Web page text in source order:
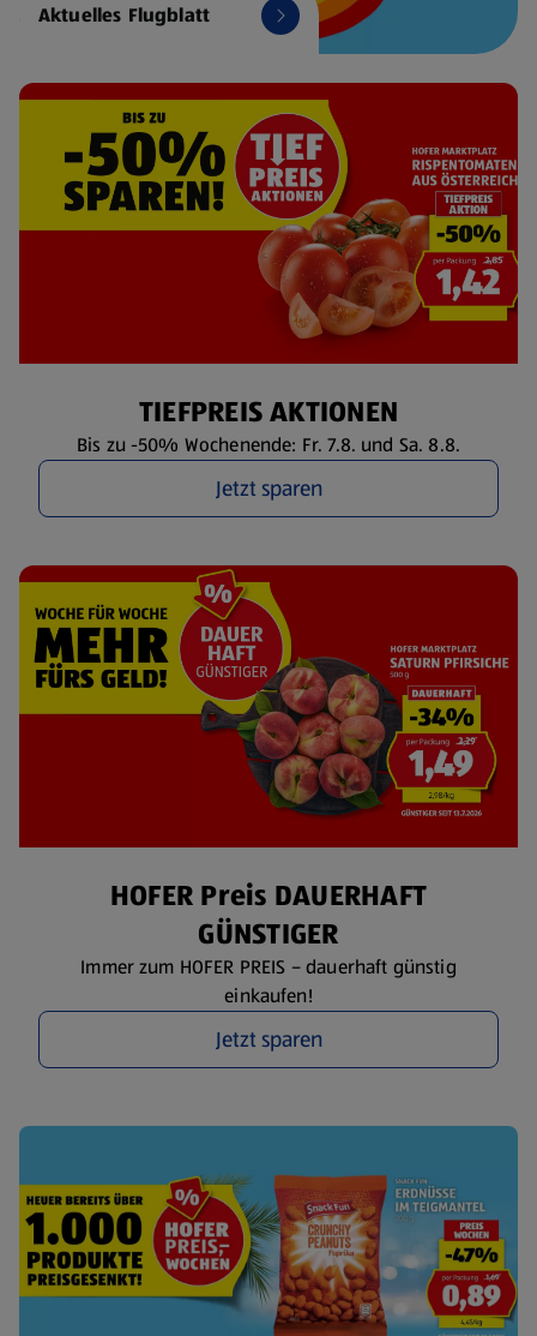
Aktuelles Flugblatt
TIEFPREIS AKTIONEN
Bis zu -50% Wochenende: Fr. 7.8. und Sa. 8.8.
Jetzt sparen
HOFER Preis DAUERHAFT
GÜNSTIGER
Immer zum HOFER PREIS – dauerhaft günstig
einkaufen!
Jetzt sparen